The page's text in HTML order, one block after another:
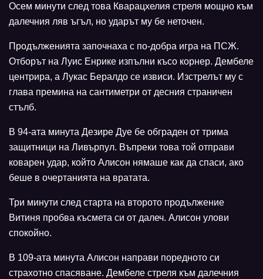
Осем минути след това Кварацхелия стреля мощно към
далечния ляв ъгъл, но ударът му бе неточен.
Продълженията започнаха с по-добра игра на ПСЖ.
Отборът на Луис Енрике изпълни късо корнер. Дембеле
центрира, а Лукас Бералдо се извиси. Изстрелът му с
глава премина на сантиметри от десния страничен
стълб.
В 94-ата минута Дезире Дуе бе обграден от трима
защитници на Ливърпул. Въпреки това той отправи
коварен удар, който Алисон нямаше как да спаси, ако
беше в очертанията на вратата.
Три минути след старта на второто продължение
Витиня пробва късмета си от далеч. Алисон улови
спокойно.
В 109-ата минута Алисон направи поредното си
страхотно спасяване. Дембеле стреля към далечния